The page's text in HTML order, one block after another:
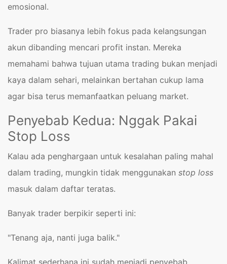
emosional.
Trader pro biasanya lebih fokus pada kelangsungan
akun dibanding mencari profit instan. Mereka
memahami bahwa tujuan utama trading bukan menjadi
kaya dalam sehari, melainkan bertahan cukup lama
agar bisa terus memanfaatkan peluang market.
Penyebab Kedua: Nggak Pakai
Stop Loss
Kalau ada penghargaan untuk kesalahan paling mahal
dalam trading, mungkin tidak menggunakan stop loss
masuk dalam daftar teratas.
Banyak trader berpikir seperti ini:
"Tenang aja, nanti juga balik."
Kalimat sederhana ini sudah menjadi penyebab